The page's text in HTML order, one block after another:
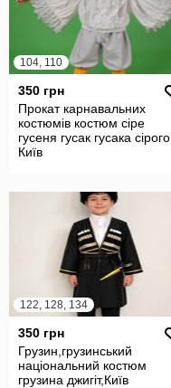
104, 110
350 грн
Прокат карнавальних
костюмів костюм сіре
гусеня гусак гусака сірого
Київ
122, 128, 134
350 грн
Грузин,грузинський
національний костюм
грузина джигіт,Київ